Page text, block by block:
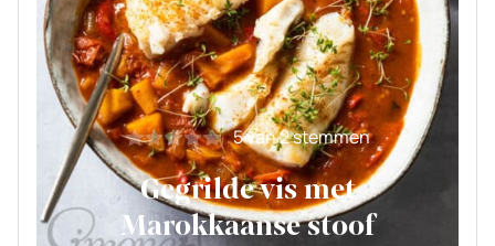
5van2stemmen
Gegrilde vis met
Marokkaanse stoof